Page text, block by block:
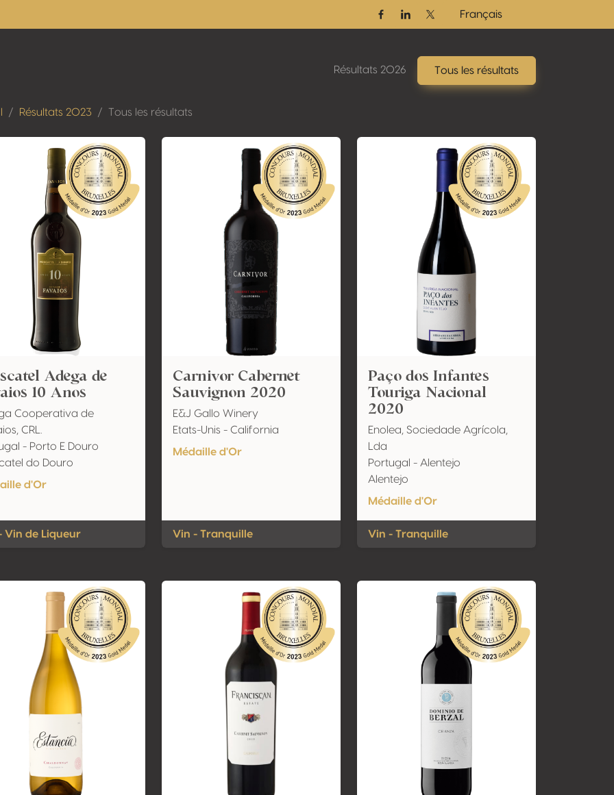
FacebookLinkedinTwitter / X
Français
Résultats 2026 Tous les résultats
Résultats 2023 Tous les résultats
Adega de
10 Anos
Cooperativa de
CRL.
- Porto E Douro
do Douro
d'Or
Vin de Liqueur
Carnivor Cabernet
Sauvignon 2020
E&J Gallo Winery
Etats-Unis - California
Médaille d'Or
Vin - Tranquille
Paço dos Infantes
Touriga Nacional
2020
Enolea, Sociedade Agrícola,
Lda
Portugal - Alentejo
Alentejo
Médaille d'Or
Vin - Tranquille